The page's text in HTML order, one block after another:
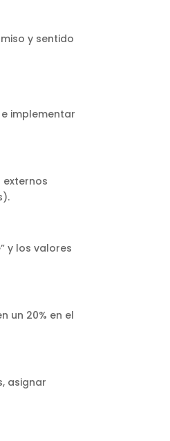
y sentido
implementar
y los valores
un 20% en el
asignar